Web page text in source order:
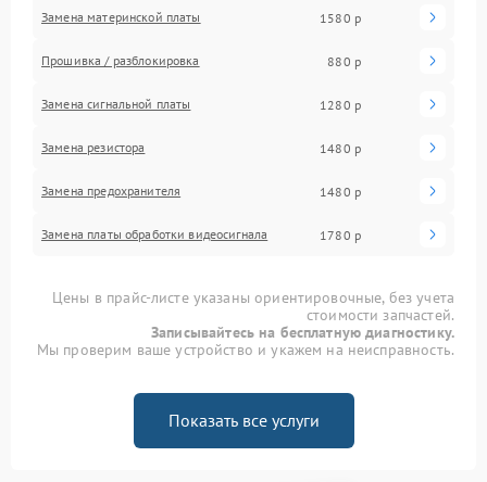
Замена материнской платы 1580 р
Прошивка / разблокировка 880 р
Замена сигнальной платы 1280 р
Замена резистора 1480 р
Замена предохранителя 1480 р
Замена платы обработки видеосигнала 1780 р
Цены в прайс-листе указаны ориентировочные, без учета
стоимости запчастей.
Записывайтесь на бесплатную диагностику.
Мы проверим ваше устройство и укажем на неисправность.
Показать все услуги